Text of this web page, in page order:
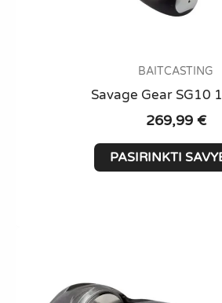
BAITCASTING
Savage Gear SG10
269,99 €
PASIRINKTI